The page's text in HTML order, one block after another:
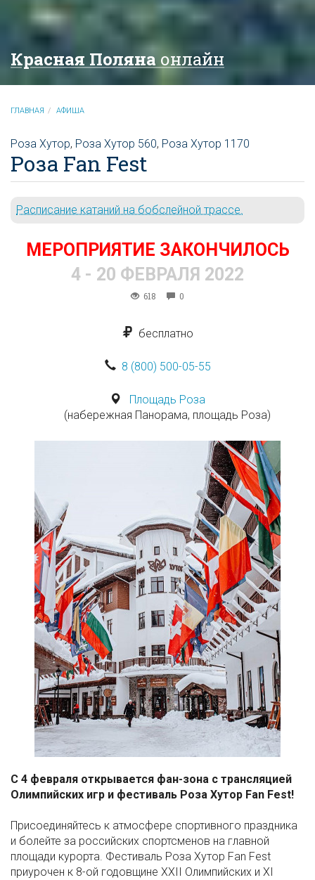
Красная Поляна онлайн
ГЛАВНАЯ АФИША
Роза Хутор, Роза Хутор 560, Роза Хутор 1170
Роза Fan Fest
Расписание катаний на бобслейной трассе.
МЕРОПРИЯТИЕ ЗАКОНЧИЛОСЬ
4 - 20 ФЕВРАЛЯ 2022
618 0
бесплатно
8 (800) 500-05-55
Площадь Роза
(набережная Панорама, площадь Роза)
С 4 февраля открывается фан-зона с трансляцией
Олимпийских игр и фестиваль Роза Хутор Fan Fest!
Присоединяйтесь к атмосфере спортивного праздника
и болейте за российских спортсменов на главной
площади курорта. Фестиваль Роза Хутор Fan Fest
приурочен к 8-ой годовщине XXII Олимпийских и XI